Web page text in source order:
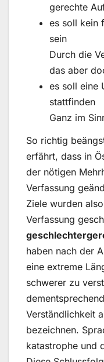
gerechte
es soll kein
sein
Durch die
das aber
es soll eine
stattfinden
Ganz im
So richtig
erfährt, dass in
der nötigen
Verfassung
Ziele wurden
Verfassung
haben nach der
eine extreme
schwerer zu
Verständlichkeit
bezeichnen.
katastrophe und